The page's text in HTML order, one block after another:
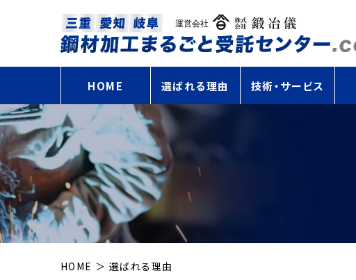
HOME 選ばれる理由 技術・サービス
切削加工
HOME 選ばれる理由